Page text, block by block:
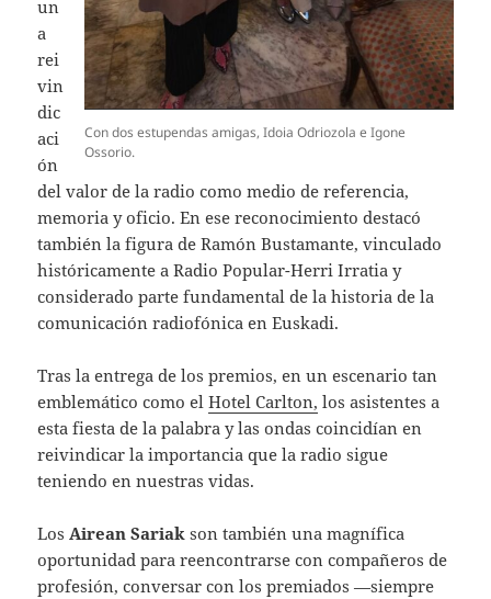
Con dos estupendas amigas, Idoia Odriozola e Igone
Ossorio.
un
a
rei
vin
dic
aci
ón
del valor de la radio como medio de referencia,
memoria y oficio. En ese reconocimiento destacó
también la figura de Ramón Bustamante, vinculado
históricamente a Radio Popular-Herri Irratia y
considerado parte fundamental de la historia de la
comunicación radiofónica en Euskadi.
Tras la entrega de los premios, en un escenario tan
emblemático como elHotel Carlton, los asistentes a
esta fiesta de la palabra y las ondas coincidían en
reivindicar la importancia que la radio sigue
teniendo en nuestras vidas.
Los Airean Sariak son también una magnífica
oportunidad para reencontrarse con compañeros de
profesión, conversar con los premiados —siempre